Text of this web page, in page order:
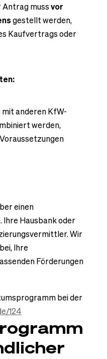
mussvor
gestellt werden,
Kaufvertrags oder
anderen KfW-
werden,
einen
Ihre Hausbank oder
Wir
Ihre
Förderungen
bei der
124